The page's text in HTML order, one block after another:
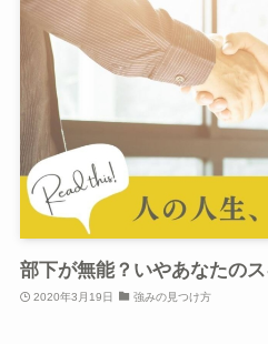
部下が無能？いやあなたの
2020年3月19日 強みの見つけ方